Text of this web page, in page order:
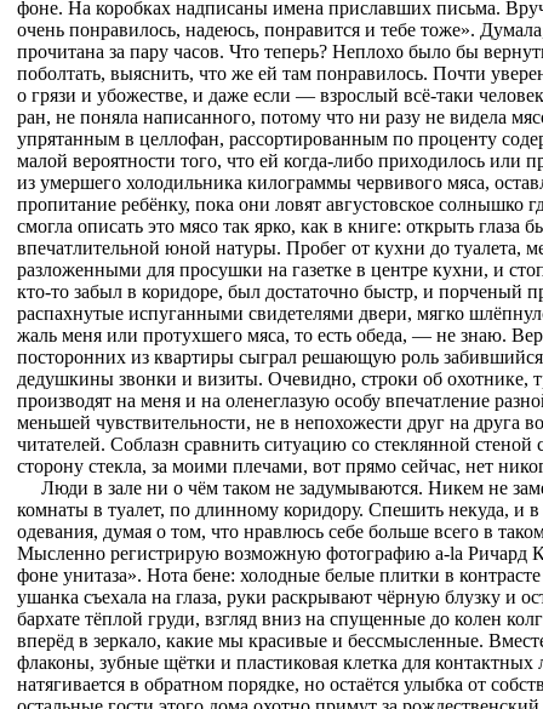
фоне. На коробках надписаны имена приславших письма.
очень понравилось, надеюсь, понравится и тебе тоже».
прочитана за пару часов. Что теперь? Неплохо было бы
поболтать, выяснить, что же ей там понравилось. Почти
о грязи и убожестве, и даже если — взрослый всё-таки
ран, не поняла написанного, потому что ни разу не видела
упрятанным в целлофан, рассортированным по проценту
малой вероятности того, что ей когда-либо приходилось
из умершего холодильника килограммы червивого мяса,
пропитание ребёнку, пока они ловят августовское солнышко
смогла описать это мясо так ярко, как в книге: открыть глаза
впечатлительной юной натуры. Пробег от кухни до туалета,
разложенными для просушки на газетке в центре кухни, и
кто-то забыл в коридоре, был достаточно быстр, и порченый
распахнутые испуганными свидетелями двери, мягко
жаль меня или протухшего мяса, то есть обеда, — не знаю.
посторонних из квартиры сыграл решающую роль забившийся
дедушкины звонки и визиты. Очевидно, строки об охотнике,
производят на меня и на оленеглазую особу впечатление
меньшей чувствительности, не в непохожести друг на друга
читателей. Соблазн сравнить ситуацию со стеклянной стеной
сторону стекла, за моими плечами, вот прямо сейчас, нет
Люди в зале ни о чём таком не задумываются. Никем не
комнаты в туалет, по длинному коридору. Спешить некуда, и
одевания, думая о том, что нравлюсь себе больше всего в
Мысленно регистрирую возможную фотографию a-la Ричард
фоне унитаза». Нота бене: холодные белые плитки в контрасте
ушанка съехала на глаза, руки раскрывают чёрную блузку и
бархате тёплой груди, взгляд вниз на спущенные до колен
вперёд в зеркало, какие мы красивые и бессмысленные.
флаконы, зубные щётки и пластиковая клетка для контактных
натягивается в обратном порядке, но остаётся улыбка от